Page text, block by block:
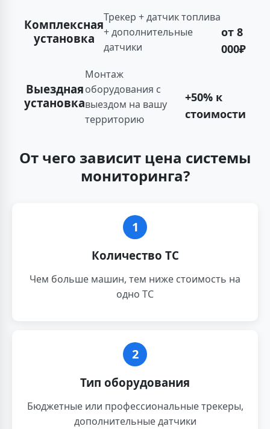
Комплексная
установка
Трекер + датчик топлива
+ дополнительные
датчики
от 8
000₽
Выездная
установка
Монтаж
оборудования с
выездом на вашу
территорию
+50% к
стоимости
От чего зависит цена системы
мониторинга?
1
Количество ТС
Чем больше машин, тем ниже стоимость на
одно ТС
2
Тип оборудования
Бюджетные или профессиональные трекеры,
дополнительные датчики